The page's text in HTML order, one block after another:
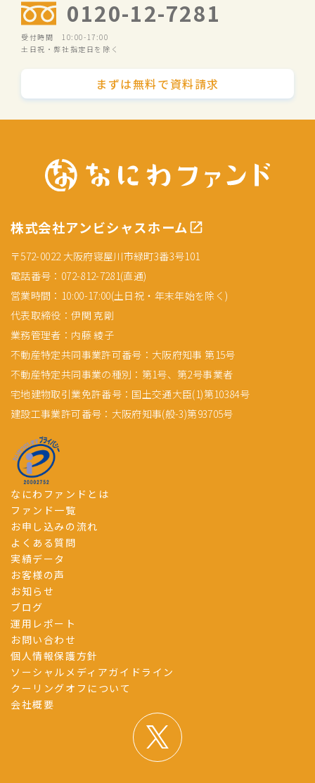
0120-12-7281
受付時間 10:00-17:00
土日祝・弊社指定日を除く
まずは無料で資料請求
株式会社アンビシャスホーム
〒572-0022 大阪府寝屋川市緑町3番3号101
電話番号：072-812-7281(直通)
営業時間：10:00-17:00(土日祝・年末年始を除く)
代表取締役：伊関 克剛
業務管理者：内藤 綾子
不動産特定共同事業許可番号：大阪府知事 第15号
不動産特定共同事業の種別：第1号、第2号事業者
宅地建物取引業免許番号：国土交通大臣(1)第10384号
建設工事業許可番号：大阪府知事(般-3)第93705号
なにわファンドとは
ファンド一覧
お申し込みの流れ
よくある質問
実績データ
お客様の声
お知らせ
ブログ
運用レポート
お問い合わせ
個人情報保護方針
ソーシャルメディアガイドライン
クーリングオフについて
会社概要